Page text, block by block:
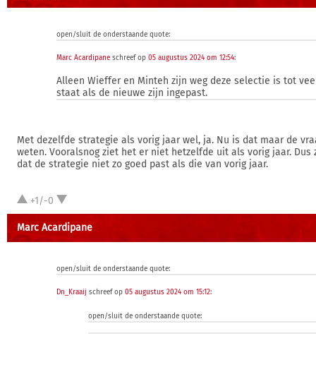
open/sluit de onderstaande quote:
Marc Acardipane schreef op 05 augustus 2024 om 12:54:
Alleen Wieffer en Minteh zijn weg deze selectie is tot
staat als de nieuwe zijn ingepast.
Met dezelfde strategie als vorig jaar wel, ja. Nu is dat maar de
weten. Vooralsnog ziet het er niet hetzelfde uit als vorig jaar. Dus
dat de strategie niet zo goed past als die van vorig jaar.
+1/-0
Marc Acardipane
open/sluit de onderstaande quote:
Dn_Kraaij schreef op 05 augustus 2024 om 15:12:
open/sluit de onderstaande quote: